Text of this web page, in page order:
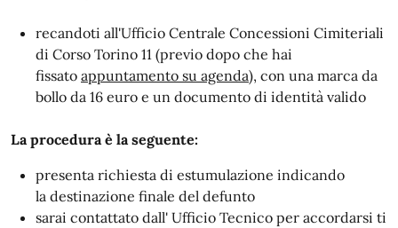
recandoti all'Ufficio Centrale Concessioni Cimiteriali
di Corso Torino 11 (previo dopo che hai
fissato appuntamento su agenda), con una marca da
bollo da 16 euro e un documento di identità valido
La procedura è la seguente:
presenta richiesta di estumulazione indicando
la destinazione finale del defunto
sarai contattato dall' Ufficio Tecnico per accordarsi ti